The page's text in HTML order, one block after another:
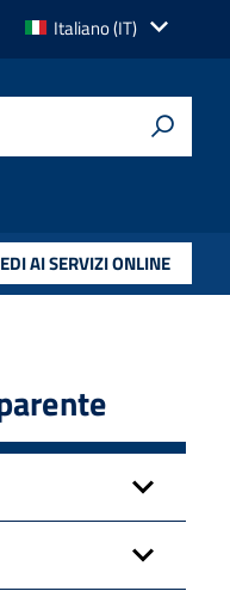
LinguaItaliano (IT)
AI SERVIZI ONLINE